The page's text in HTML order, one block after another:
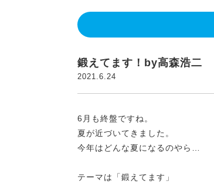
鍛えてます！by高森浩二
2021.6.24
6月も終盤ですね。
夏が近づいてきました。
今年はどんな夏になるのやら…
テーマは「鍛えてます」